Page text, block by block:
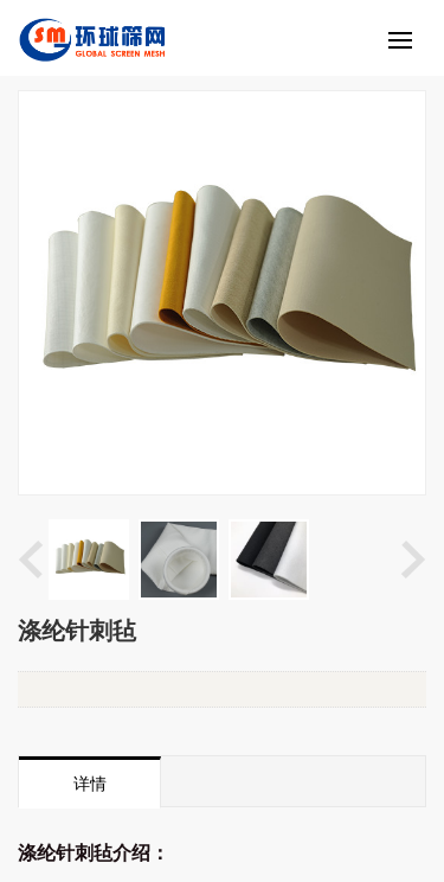
涤纶针刺毡
详情
涤纶针刺毡介绍：